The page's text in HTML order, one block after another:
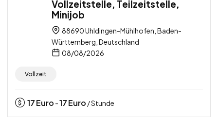
Vollzeitstelle, Teilzeitstelle,
Minijob
88690 Uhldingen-Mühlhofen, Baden-
Württemberg, Deutschland
08/08/2026
Vollzeit
17Euro -17Euro / Stunde